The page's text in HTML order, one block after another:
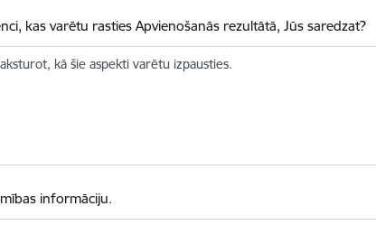
kas varētu rasties Apvienošanās rezultātā, Jūs saredzat?
kā šie aspekti varētu izpausties.
informāciju.